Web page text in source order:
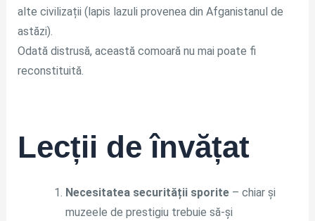
alte civilizații (lapis lazuli provenea din Afganistanul de
astăzi).
Odată distrusă, această comoară nu mai poate fi
reconstituită.
Lecții de învățat
Necesitatea securității sporite– chiar și
muzeele de prestigiu trebuie să-și